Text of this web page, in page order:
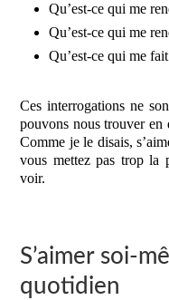
Qu’est-ce qui me
Qu’est-ce qui me
Qu’est-ce qui me
Ces interrogations ne
pouvons nous trouver en
Comme je le disais,
vous mettez pas trop la
voir.
S’aimer soi-
quotidien